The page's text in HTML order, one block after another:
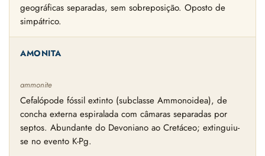
geográficas separadas, sem sobreposição. Oposto de
simpátrico.
AMONITA
ammonite
Cefalópode fóssil extinto (subclasse Ammonoidea), de
concha externa espiralada com câmaras separadas por
septos. Abundante do Devoniano ao Cretáceo; extinguiu-
se no evento K-Pg.